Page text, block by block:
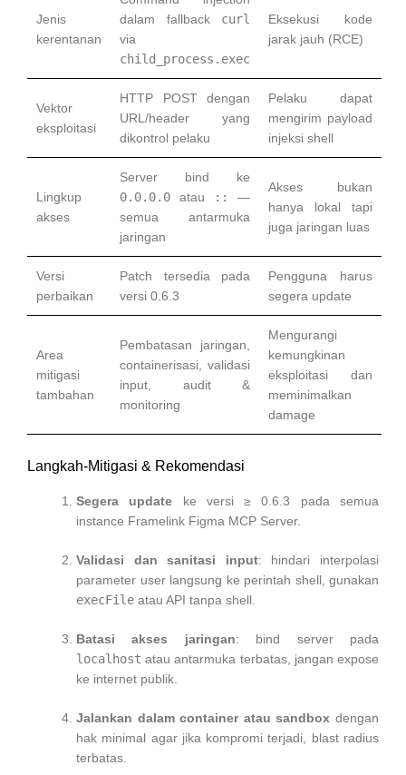
Jenis
kerentanan
dalam fallback curl
via
child_process.exec
Eksekusi kode
jarak jauh (RCE)
Vektor
eksploitasi
HTTP POST dengan
URL/header yang
dikontrol pelaku
Pelaku dapat
mengirim payload
injeksi shell
Lingkup
akses
Server bind ke
0.0.0.0 atau ::
—
semua antarmuka
jaringan
Akses bukan
hanya lokal tapi
juga jaringan luas
Versi
perbaikan
Patch tersedia pada
versi 0.6.3
Pengguna harus
segera update
Area
mitigasi
tambahan
Pembatasan jaringan,
containerisasi, validasi
input, audit &
monitoring
Mengurangi
kemungkinan
eksploitasi dan
meminimalkan
damage
Langkah-Mitigasi & Rekomendasi
Segera update ke versi ≥ 0.6.3 pada semua
instance Framelink Figma MCP Server.
Validasi dan sanitasi input: hindari interpolasi
parameter user langsung ke perintah shell, gunakan
execFile atau API tanpa shell.
Batasi akses jaringan: bind server pada
localhost atau antarmuka terbatas, jangan expose
ke internet publik.
Jalankan dalam container atau sandbox dengan
hak minimal agar jika kompromi terjadi, blast radius
terbatas.